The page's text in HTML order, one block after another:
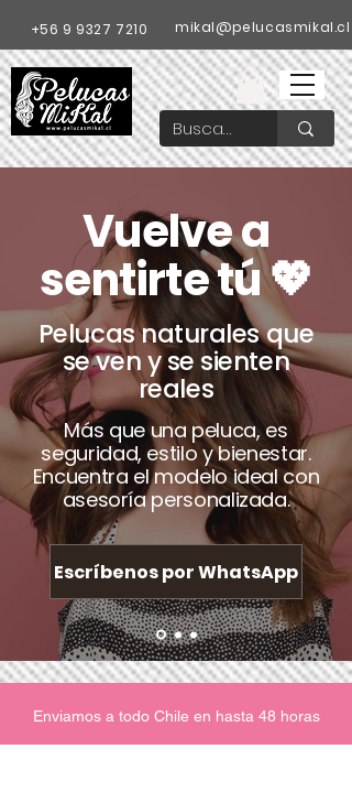
+56 9 9327 7210 mikal@pelucasmikal.cl
Vuelve a
sentirte tú 💖
Pelucas naturales que
se ven y se sienten
reales
Más que una peluca, es
seguridad, estilo y bienestar.
Encuentra el modelo ideal con
asesoría personalizada.
Escríbenos por WhatsApp
Enviamos a todo Chile en hasta 48 horas